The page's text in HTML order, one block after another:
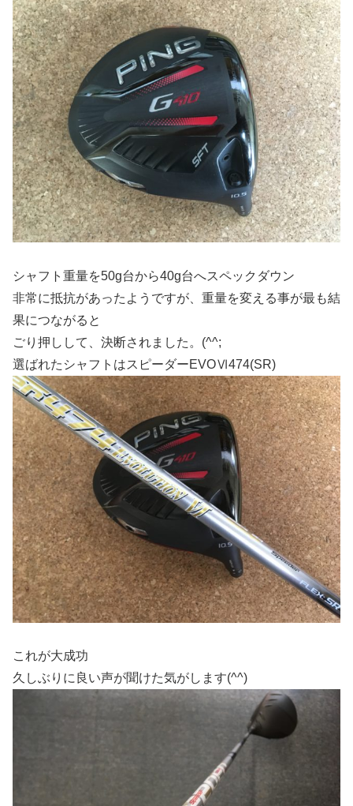
シャフト重量を50g台から40g台へスペックダウン
非常に抵抗があったようですが、重量を変える事が最も結
果につながると
ごり押しして、決断されました。(^^;
選ばれたシャフトはスピーダーEVOⅥ474(SR)
これが大成功
久しぶりに良い声が聞けた気がします(^^)